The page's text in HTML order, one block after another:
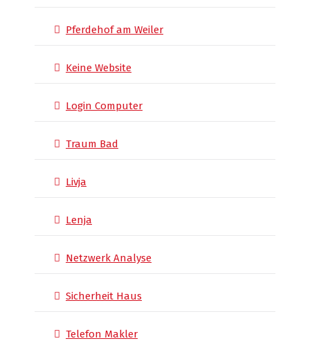
Pferdehof am Weiler
Keine Website
Login Computer
Traum Bad
Livja
Lenja
Netzwerk Analyse
Sicherheit Haus
Telefon Makler